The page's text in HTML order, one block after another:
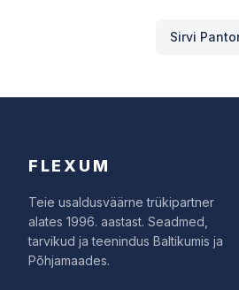
Sirvi
FLEXUM
Teie usaldusväärne trükipartner
alates 1996. aastast. Seadmed,
tarvikud ja teenindus Baltikumis ja
Põhjamaades.